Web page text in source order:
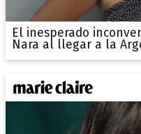
El inesperado
Nara al llegar a la